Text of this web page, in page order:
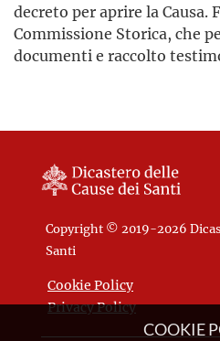
decreto per aprire la Causa.
Commissione Storica, che
documenti e raccolto
Copyright © 2019-2026
Santi
Cookie Policy
Privacy Policy
COOKIE